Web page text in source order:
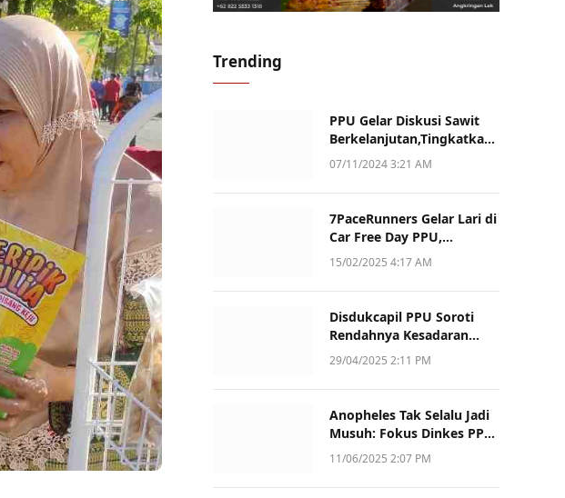
Trending
PPU Gelar Diskusi Sawit
Berkelanjutan,Tingkatkan
Daya Saing dan Kualitas
07/11/2024 3:21 AM
7PaceRunners Gelar Lari di
Car Free Day PPU,
Kampanye Gaya Hidup
15/02/2025 4:17 AM
Disdukcapil PPU Soroti
Rendahnya Kesadaran
Warga Soal Pelaporan
29/04/2025 2:11 PM
Anopheles Tak Selalu Jadi
Musuh: Fokus Dinkes PPU
Kini ke Penularan Aktif di
11/06/2025 2:07 PM